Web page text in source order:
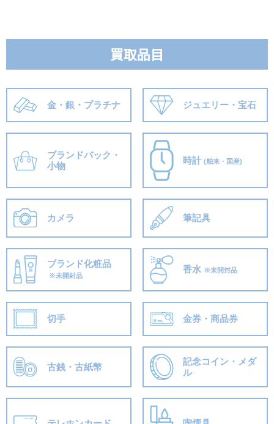
買取品目
金・銀・プラチナ ジュエリー・宝石
ブランドバック・
小物
時計 (舶来・国産)
カメラ 筆記具
ブランド化粧品
※未開封品
香水 ※未開封品
切手 金券・商品券
古銭・古紙幣
記念コイン・メダ
ル